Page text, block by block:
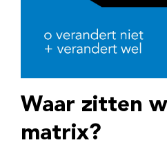
Waar zitten
matrix?